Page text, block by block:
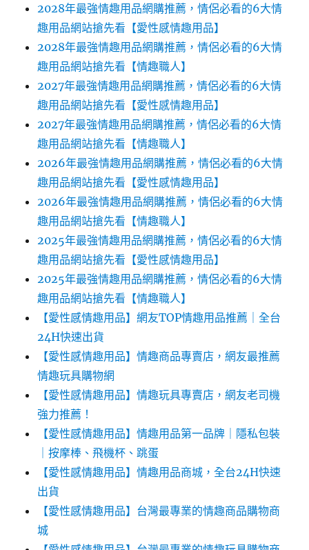
2028年最強情趣用品網購推薦，情侶必看的6大情
趣用品網站搶先看【愛性感情趣用品】
2028年最強情趣用品網購推薦，情侶必看的6大情
趣用品網站搶先看【情趣職人】
2027年最強情趣用品網購推薦，情侶必看的6大情
趣用品網站搶先看【愛性感情趣用品】
2027年最強情趣用品網購推薦，情侶必看的6大情
趣用品網站搶先看【情趣職人】
2026年最強情趣用品網購推薦，情侶必看的6大情
趣用品網站搶先看【愛性感情趣用品】
2026年最強情趣用品網購推薦，情侶必看的6大情
趣用品網站搶先看【情趣職人】
2025年最強情趣用品網購推薦，情侶必看的6大情
趣用品網站搶先看【愛性感情趣用品】
2025年最強情趣用品網購推薦，情侶必看的6大情
趣用品網站搶先看【情趣職人】
【愛性感情趣用品】網友TOP情趣用品推薦｜全台
24H快速出貨
【愛性感情趣用品】情趣商品專賣店，網友最推薦
情趣玩具購物網
【愛性感情趣用品】情趣玩具專賣店，網友老司機
強力推薦！
【愛性感情趣用品】情趣用品第一品牌｜隱私包裝
｜按摩棒、飛機杯、跳蛋
【愛性感情趣用品】情趣用品商城，全台24H快速
出貨
【愛性感情趣用品】台灣最專業的情趣商品購物商
城